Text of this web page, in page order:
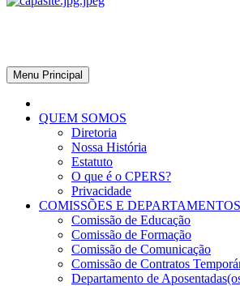
Menu Principal
QUEM SOMOS
Diretoria
Nossa História
Estatuto
O que é o CPERS?
Privacidade
COMISSÕES E DEPARTAMENTOS
Comissão de Educação
Comissão de Formação
Comissão de Comunicação
Comissão de Contratos
Departamento de